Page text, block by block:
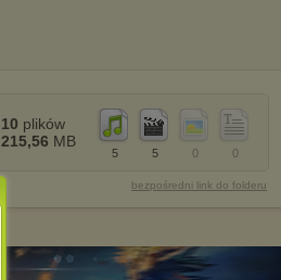
0
0
5
5
10 plików
215,56 MB
bezpośredni link do folderu